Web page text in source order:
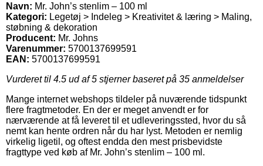
Navn: Mr. John’s stenlim – 100 ml
Kategori: Legetøj > Indeleg > Kreativitet & læring > Maling,
støbning & dekoration
Producent: Mr. Johns
Varenummer: 5700137699591
EAN: 5700137699591
Vurderet til 4.5 ud af 5 stjerner baseret på 35 anmeldelser
Mange internet webshops tildeler på nuværende tidspunkt
flere fragtmetoder. En der er meget anvendt er for
nærværende at få leveret til et udleveringssted, hvor du så
nemt kan hente ordren når du har lyst. Metoden er nemlig
virkelig ligetil, og oftest endda den mest prisbevidste
fragttype ved køb af Mr. John’s stenlim – 100 ml.